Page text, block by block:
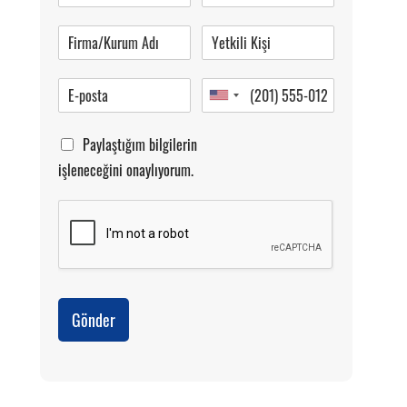
Pazartesi-Cumartesi 09.00-20.00
Paylaştığım bilgilerin
işleneceğini onaylıyorum.
Gönder